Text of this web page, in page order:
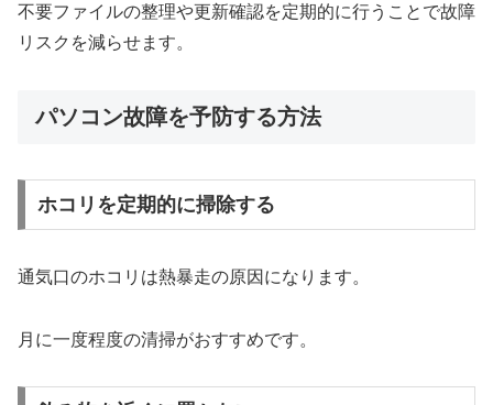
不要ファイルの整理や更新確認を定期的に行うことで故障
リスクを減らせます。
パソコン故障を予防する方法
ホコリを定期的に掃除する
通気口のホコリは熱暴走の原因になります。
月に一度程度の清掃がおすすめです。